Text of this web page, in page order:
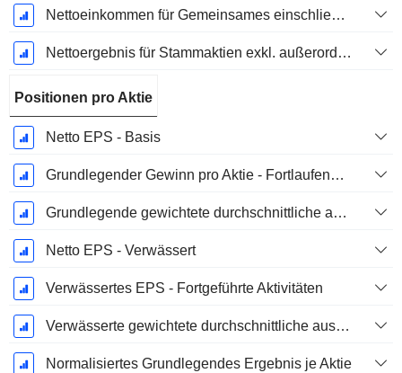
Nettoeinkommen für Gemeinsames einschließlich außerordentlicher Posten
Nettoergebnis für Stammaktien exkl. außerordentliche Posten
Positionen pro Aktie
Netto EPS - Basis
Grundlegender Gewinn pro Aktie - Fortlaufende Geschäftstätigkeit
Grundlegende gewichtete durchschnittliche ausstehende Aktien
Netto EPS - Verwässert
Verwässertes EPS - Fortgeführte Aktivitäten
Verwässerte gewichtete durchschnittliche ausstehende Aktien
Normalisiertes Grundlegendes Ergebnis je Aktie